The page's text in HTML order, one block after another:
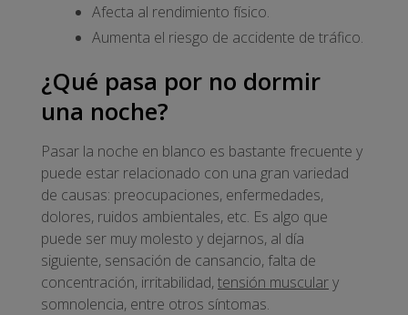
Afecta al rendimiento físico.
Aumenta el riesgo de accidente de tráfico.
¿Qué pasa por no dormir
una noche?
Pasar la noche en blanco es bastante frecuente y
puede estar relacionado con una gran variedad
de causas: preocupaciones, enfermedades,
dolores, ruidos ambientales, etc. Es algo que
puede ser muy molesto y dejarnos, al día
siguiente, sensación de cansancio, falta de
concentración, irritabilidad,tensión musculary
somnolencia, entre otros síntomas.